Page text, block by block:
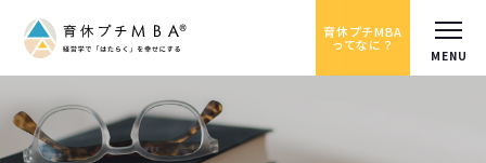
育休プチMBA
ってなに？